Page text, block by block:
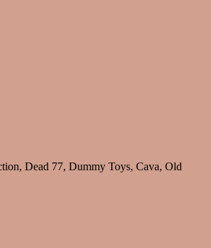
Dead 77, Dummy Toys, Cava, Old